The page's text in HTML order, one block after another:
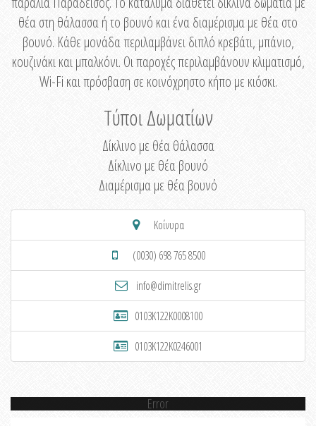
θέα στη θάλασσα ή το βουνό και ένα διαμέρισμα με θέα στο
βουνό. Κάθε μονάδα περιλαμβάνει διπλό κρεβάτι, μπάνιο,
κουζινάκι και μπαλκόνι. Οι παροχές περιλαμβάνουν κλιματισμό,
Wi-Fi και πρόσβαση σε κοινόχρηστο κήπο με κιόσκι.
Τύποι Δωματίων
Δίκλινο με θέα θάλασσα
Δίκλινο με θέα βουνό
Διαμέρισμα με θέα βουνό
Κοίνυρα
(0030) 698 765 8500
info@dimitrelis.gr
0103K122K0008100
0103K122K0246001
Error